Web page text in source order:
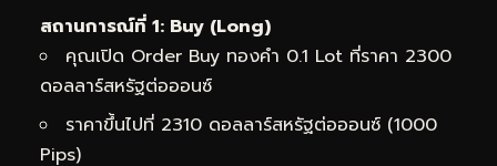
สถานการณ์ที่ 1: Buy (Long)
คุณเปิด Order Buy ทองคำ 0.1 Lot ที่ราคา 2300
ดอลลาร์สหรัฐต่อออนซ์
ราคาขึ้นไปที่ 2310 ดอลลาร์สหรัฐต่อออนซ์ (1000
Pips)